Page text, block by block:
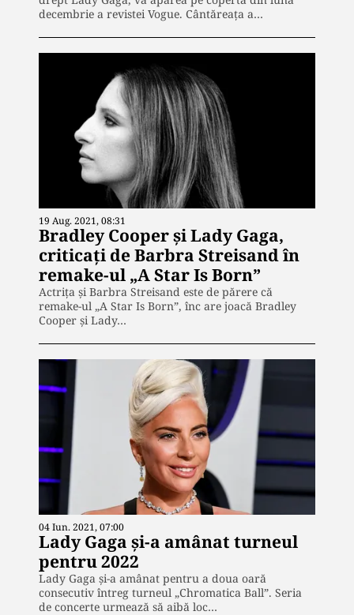
decembrie a revistei Vogue. Cântăreața a…
19 Aug. 2021, 08:31
Bradley Cooper și Lady Gaga,
criticați de Barbra Streisand în
remake-ul „A Star Is Born”
Actriţa şi Barbra Streisand este de părere că
remake-ul „A Star Is Born”, înc are joacă Bradley
Cooper şi Lady…
04 Iun. 2021, 07:00
Lady Gaga şi-a amânat turneul
pentru 2022
Lady Gaga şi-a amânat pentru a doua oară
consecutiv întreg turneul „Chromatica Ball”. Seria
de concerte urmează să aibă loc…